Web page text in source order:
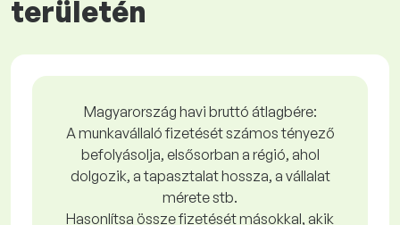
területén
Magyarország havi bruttó átlagbére:
A munkavállaló fizetését számos tényező
befolyásolja, elsősorban a régió, ahol
dolgozik, a tapasztalat hossza, a vállalat
mérete stb.
Hasonlítsa össze fizetését másokkal, akik